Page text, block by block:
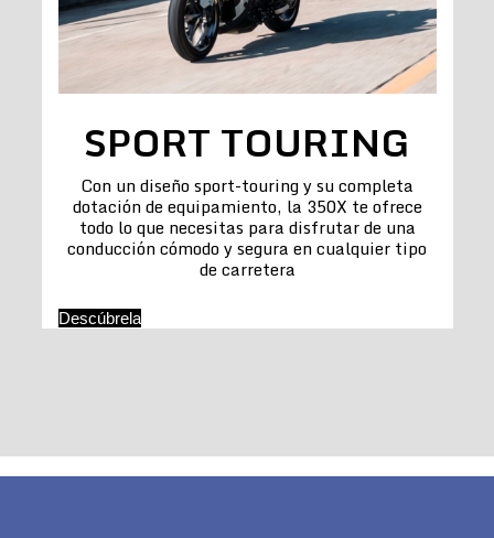
SPORT TOURING
Con un diseño sport-touring y su completa
dotación de equipamiento, la 350X te ofrece
todo lo que necesitas para disfrutar de una
conducción cómodo y segura en cualquier tipo
de carretera
Descúbrela